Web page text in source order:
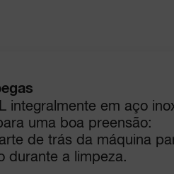
integralmente em aço
uma boa preensão:
de trás da máquina
durante a limpeza.